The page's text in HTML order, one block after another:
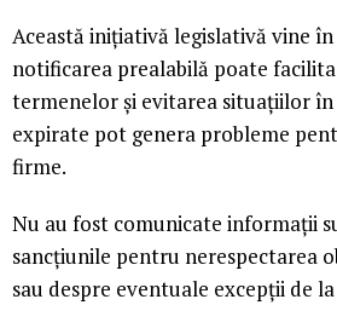
Această inițiativă legislativă vine
notificarea prealabilă poate
termenelor și evitarea situațiilor
expirate pot genera probleme
firme.
Nu au fost comunicate informații
sancțiunile pentru nerespectarea
sau despre eventuale excepții de